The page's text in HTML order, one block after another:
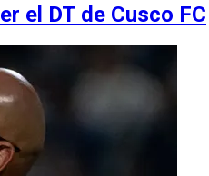
el DT de Cusco FC